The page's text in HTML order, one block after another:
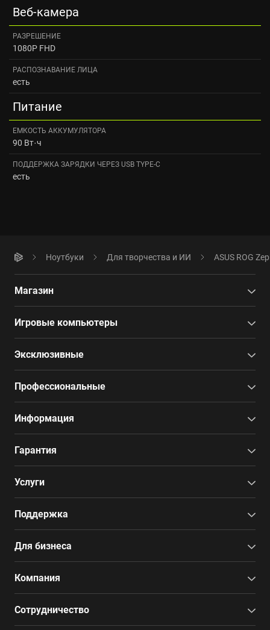
Веб-камера
РАЗРЕШЕНИЕ
1080P FHD
РАСПОЗНАВАНИЕ ЛИЦА
есть
Питание
ЕМКОСТЬ АККУМУЛЯТОРА
90 Вт·ч
ПОДДЕРЖКА ЗАРЯДКИ ЧЕРЕЗ USB TYPE-C
есть
Ноутбуки Для творчества и ИИ ASUS ROG
Магазин
Игровые компьютеры
Эксклюзивные
Профессиональные
Информация
Гарантия
Услуги
Поддержка
Для бизнеса
Компания
Сотрудничество